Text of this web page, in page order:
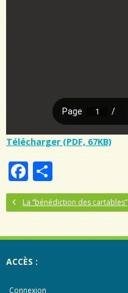
Télécharger (PDF, 67KB)
F
ac
e
b
o
ar
ta
g
La “bénédiction des cartables”
ACCÈS :
Connexion